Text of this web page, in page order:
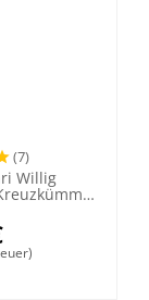
(7)
Willig